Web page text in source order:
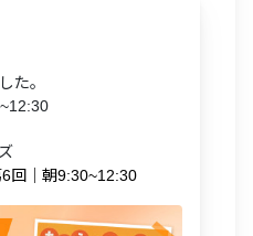
た。
6回｜朝9:30~12:30